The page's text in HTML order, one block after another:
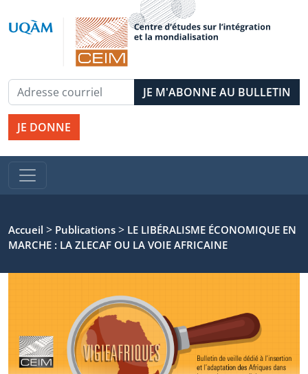
JE DONNE
Accueil > Publications > LE LIBÉRALISME ÉCONOMIQUE EN
MARCHE : LA ZLECAF OU LA VOIE AFRICAINE